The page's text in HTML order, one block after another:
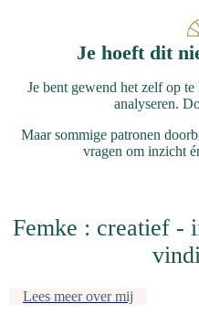
Je hoeft dit
Je bent gewend het zelf op
analyseren.
Maar sommige patronen
vragen om inzicht
Femke : creatief -
Lees meer over mij